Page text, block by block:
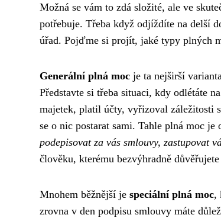
Možná se vám to zdá složité, ale ve
potřebuje. Třeba když odjíždíte na delší
úřad. Pojďme si projít, jaké typy plných
Generální plná moc je ta nejširší
Představte si třeba situaci, kdy odlétáte
majetek, platil účty, vyřizoval záležitosti
se o nic postarat sami. Tahle plná moc je
podepisovat za vás smlouvy, zastupovat
člověku, kterému bezvýhradně
Mnohem běžnější je speciální plná moc,
zrovna v den podpisu smlouvy máte